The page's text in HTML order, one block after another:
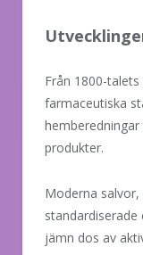
Från 1800-
farmaceutiska
produkter.
Moderna
jämn dos av